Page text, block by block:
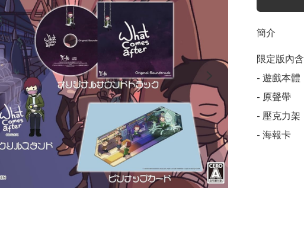
簡介
限定版內
- 遊戲本體
- 原聲帶
- 壓克力架
- 海報卡